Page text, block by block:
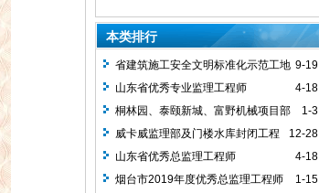
本类排行
9-19
省建筑施工安全文明标准化示范工地
4-18
山东省优秀专业监理工程师
1-3
桐林园、泰颐新城、富野机械项目部
获甲方表扬信
12-28
威卡威监理部及门楼水库封闭工程
二期项目部获赠锦旗
4-18
山东省优秀总监理工程师
1-15
烟台市2019年度优秀总监理工程师